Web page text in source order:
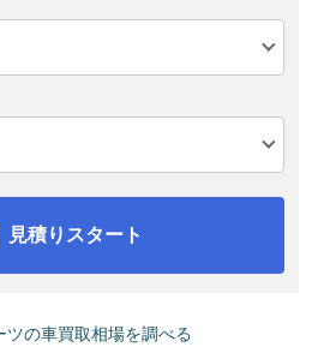
見積りスタート
ツの車買取相場を調べる